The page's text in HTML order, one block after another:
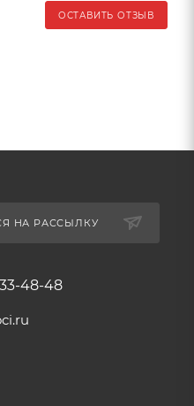
ОСТАВИТЬ ОТЗЫВ
НА РАССЫЛКУ
48-48